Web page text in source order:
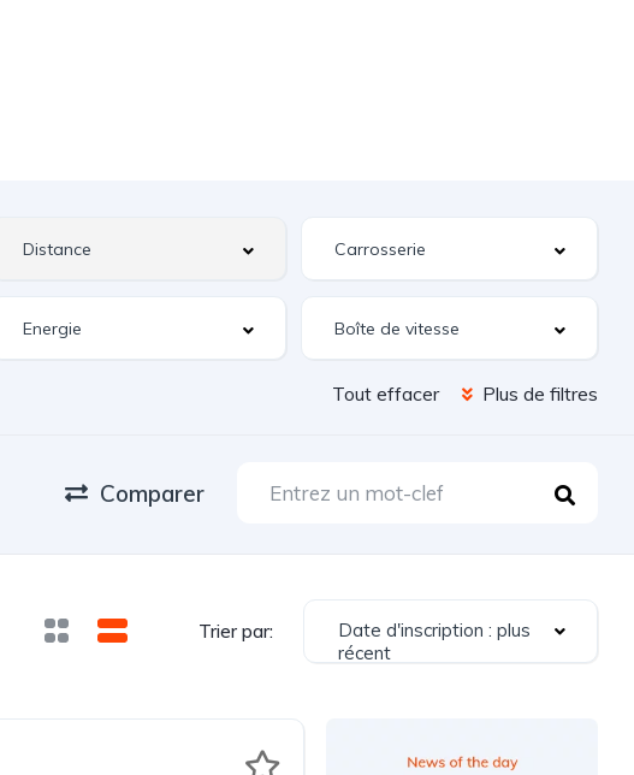
Tout effacer Plus de filtres
Comparer
Trier par:
Date d'inscription : plus
récent